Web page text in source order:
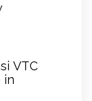
VTC
in